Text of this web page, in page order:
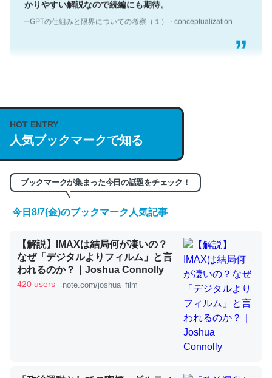
─GPTの仕組みと限界についての考察（１） - conceptualization
説してる記事が少ないので貴重な良記事。/続編来た
https://isobe324649.hatenablog.com/entry/2023/03/27
/064121
─GPTの仕組みと限界についての考察（１） - conceptualization
くらい。小説でいう「ずっと前の伏線」は回収されないけ
ど、短期記憶というには多い分量。進化すればするほど分
かりやすく強くなりそう
昆虫ってカルシウム少ないのか。知らんかった。調べたら
HOT ENTRY
人気ブックマークで知る
ブックマークが集まった今日の話題をチェック！
今日8/7(金)のブックマーク人気記事
【解説】IMAXは結局何が凄いの？
なぜ「デジタルよりフィルム」と言
われるのか？｜Joshua Connolly
420 users note.com/joshua_film